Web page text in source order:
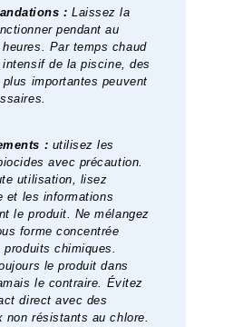
:Laissez la
pendant au
Par temps chaud
intensif de la piscine, des
importantes peuvent
: utilisez les
avec précaution.
utilisation, lisez
et les informations
le produit. Ne mélangez
forme concentrée
produits chimiques.
le produit dans
le contraire. Évitez
direct avec des
non résistants au chlore.